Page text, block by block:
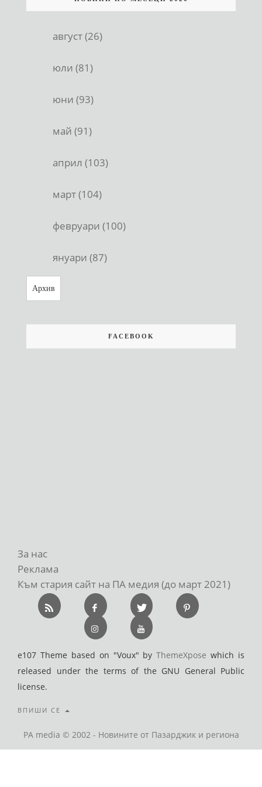
август (26)
юли (81)
юни (93)
май (91)
април (103)
март (104)
февруари (100)
януари (87)
Архив
FACEBOOK
За нас
Реклама
Към стария сайт на ПА медия (до март 2021)
e107 Theme based on "Voux" byThemeXpose which is
released under the terms of the GNU General Public
license.
ВПИШИ СЕ
PA media © 2002 - Новините от Пазарджик и региона